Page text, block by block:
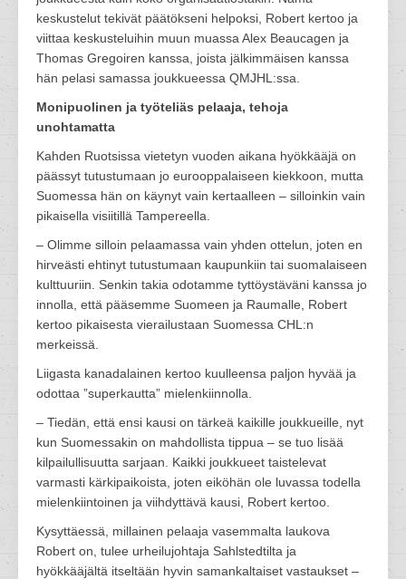
keskustelut tekivät päätökseni helpoksi, Robert kertoo ja
viittaa keskusteluihin muun muassa Alex Beaucagen ja
Thomas Gregoiren kanssa, joista jälkimmäisen kanssa
hän pelasi samassa joukkueessa QMJHL:ssa.
Monipuolinen ja työteliäs pelaaja, tehoja
unohtamatta
Kahden Ruotsissa vietetyn vuoden aikana hyökkääjä on
päässyt tutustumaan jo eurooppalaiseen kiekkoon, mutta
Suomessa hän on käynyt vain kertaalleen – silloinkin vain
pikaisella visiitillä Tampereella.
– Olimme silloin pelaamassa vain yhden ottelun, joten en
hirveästi ehtinyt tutustumaan kaupunkiin tai suomalaiseen
kulttuuriin. Senkin takia odotamme tyttöystäväni kanssa jo
innolla, että pääsemme Suomeen ja Raumalle, Robert
kertoo pikaisesta vierailustaan Suomessa CHL:n
merkeissä.
Liigasta kanadalainen kertoo kuulleensa paljon hyvää ja
odottaa ”superkautta” mielenkiinnolla.
– Tiedän, että ensi kausi on tärkeä kaikille joukkueille, nyt
kun Suomessakin on mahdollista tippua – se tuo lisää
kilpailullisuutta sarjaan. Kaikki joukkueet taistelevat
varmasti kärkipaikoista, joten eiköhän ole luvassa todella
mielenkiintoinen ja viihdyttävä kausi, Robert kertoo.
Kysyttäessä, millainen pelaaja vasemmalta laukova
Robert on, tulee urheilujohtaja Sahlstedtilta ja
hyökkääjältä itseltään hyvin samankaltaiset vastaukset –